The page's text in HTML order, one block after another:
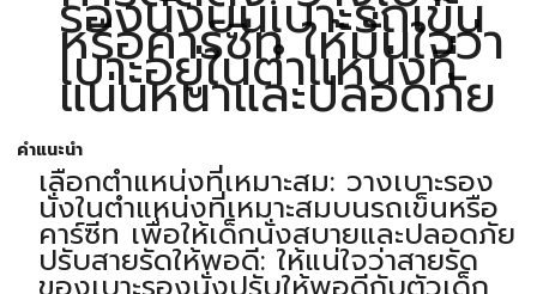
รองนั่งบนเบาะรถเข็น
หรือคาร์ซีท ให้มั่นใจว่า
เบาะอยู่ในตำแหน่งที่
แน่นหนาและปลอดภัย
คำแนะนำ
เลือกตำแหน่งที่เหมาะสม: วางเบาะรอง
นั่งในตำแหน่งที่เหมาะสมบนรถเข็นหรือ
คาร์ซีท เพื่อให้เด็กนั่งสบายและปลอดภัย
ปรับสายรัดให้พอดี: ให้แน่ใจว่าสายรัด